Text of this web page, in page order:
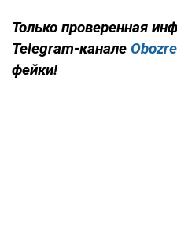
Только проверенная
Telegram-канале
фейки!